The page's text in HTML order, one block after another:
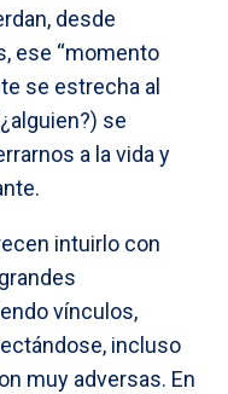
desde
ese “momento
se estrecha al
se
a la vida y
intuirlo con
vínculos,
incluso
muy adversas. En